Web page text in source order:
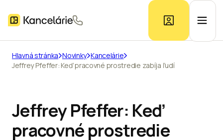
Ponuka kancelárií
Prieskum trhu
Hlavná stránka Novinky Kancelárie
Jeffrey Pfeffer: Keď pracovné prostredie zabíja ľudí
Jeffrey Pfeffer: Keď
pracovné prostredie